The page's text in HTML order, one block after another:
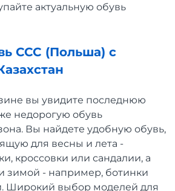
актуальную обувь
ССС (Польша) с
вы увидите последнюю
недорогую обувь
Вы найдете удобную обувь,
для весны и лета -
кроссовки или сандалии, а
зимой - например, ботинки
Широкий выбор моделей для